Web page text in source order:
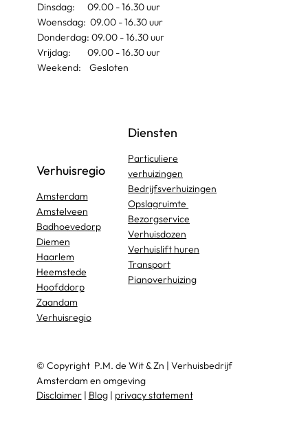
Verhuisregio
Amsterdam
Amstelveen
Badhoevedorp
Diemen
Haarlem
Heemstede
Hoofddorp
Zaandam
Verhuisregio
Diensten
Particuliere
verhuizingen
Bedrijfsverhuizingen
Opslagruimte
Bezorgservice
Verhuisdozen
Verhuislift huren
Transport
Pianoverhuizing
Dinsdag: 09.00 - 16.30 uur
Woensdag: 09.00 - 16.30 uur
Donderdag: 09.00 - 16.30 uur
Vrijdag: 09.00 - 16.30 uur
Weekend: Gesloten
© Copyright P.M. de Wit & Zn | Verhuisbedrijf
Amsterdam en omgeving
Disclaimer| Blog| privacy statement